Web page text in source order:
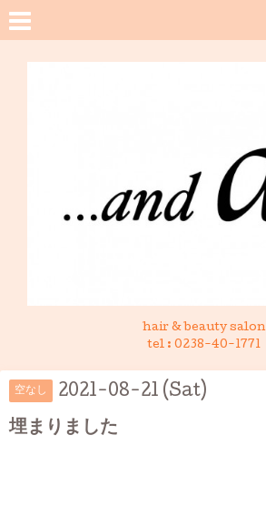
hair & beauty salon
tel : 0238-40-1771
空なし 2021-08-21 (Sat)
埋まりました